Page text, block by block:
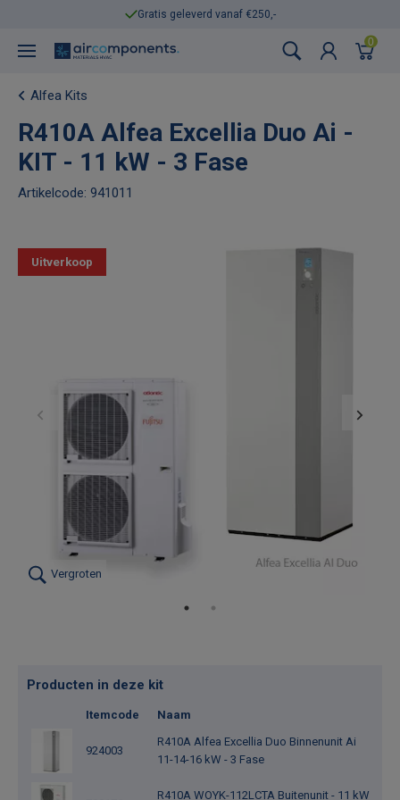
Gratis geleverd vanaf €250,-
0
Alfea Kits
R410A Alfea Excellia Duo Ai -
KIT - 11 kW - 3 Fase
Artikelcode: 941011
Vergroten
Uitverkoop
Producten in deze kit
Itemcode Naam
924003
R410A Alfea Excellia Duo Binnenunit Ai
11-14-16 kW - 3 Fase
R410A WOYK-112LCTA Buitenunit - 11 kW